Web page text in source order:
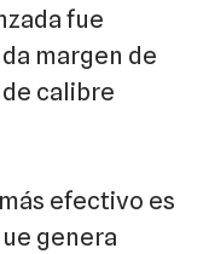
fue
margen de
calibre
efectivo es
genera